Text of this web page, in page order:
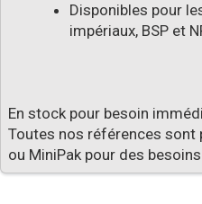
Disponibles pour
impériaux, BSP et
En stock pour besoin
Toutes nos références sont
ou MiniPak pour des